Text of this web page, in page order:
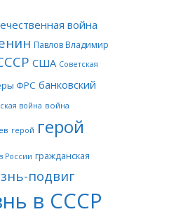
война
Павлов Владимир
США Советская
ФРС банковский
война война
герой герой
России гражданская
подвиг
в СССР